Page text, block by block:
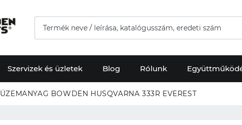
Szervizek és üzletek Blog Rólunk
ÜZEMANYAG BOWDEN HUSQVARNA 333R EVEREST